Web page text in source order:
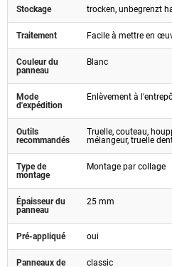
Stockage trocken, unbegrenzt
Traitement Facile à mettre en
Couleur du
panneau
Blanc
Mode
d'expédition
Enlèvement à
Outils
recommandés
Truelle, couteau,
mélangeur, truelle
Type de
montage
Montage par collage
Épaisseur du
panneau
25 mm
Pré-appliqué oui
Panneaux de
classic